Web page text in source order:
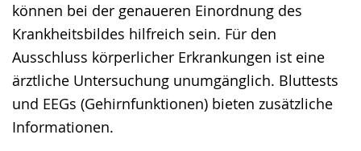
können bei der genaueren Einordnung des
Krankheitsbildes hilfreich sein. Für den
Ausschluss körperlicher Erkrankungen ist eine
ärztliche Untersuchung unumgänglich. Bluttests
und EEGs (Gehirnfunktionen) bieten zusätzliche
Informationen.